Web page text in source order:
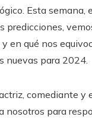
Esta semana,
predicciones,
en qué nos
nuevas para 2024.
comediante y
nosotros para